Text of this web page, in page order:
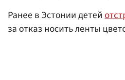
Ранее в Эстонии детей
за отказ носить ленты